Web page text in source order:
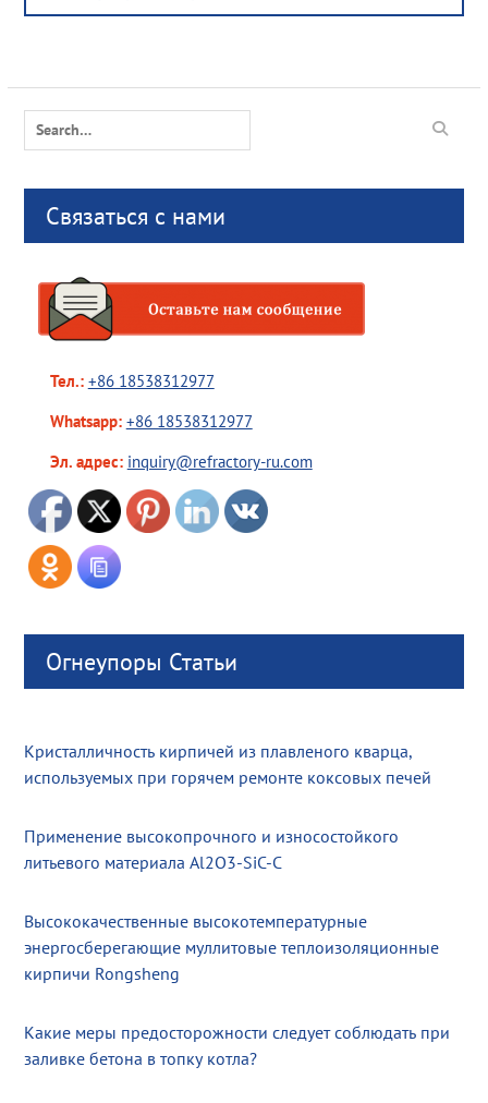
Search
Связаться с нами
Тел.: +86 18538312977
Whatsapp: +86 18538312977
Эл. адрес: inquiry@refractory-ru.com
Огнеупоры Статьи
Кристалличность кирпичей из плавленого кварца,
используемых при горячем ремонте коксовых печей
Применение высокопрочного и износостойкого
литьевого материала Al2O3-SiC-C
Высококачественные высокотемпературные
энергосберегающие муллитовые теплоизоляционные
кирпичи Rongsheng
Какие меры предосторожности следует соблюдать при
заливке бетона в топку котла?